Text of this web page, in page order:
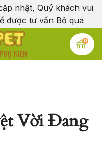
nhật, Quý khách vui
được tư vấn Bỏ qua
0
Vời Đang